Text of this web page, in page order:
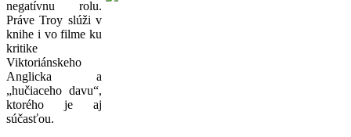
negatívnu rolu.
Práve Troy slúži v
knihe i vo filme ku
kritike
Viktoriánskeho
Anglicka a
„hučiaceho davu“,
ktorého je aj
súčasťou.